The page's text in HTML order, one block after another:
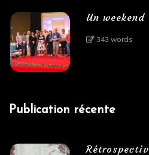
Un weekend
343 words
Publication récente